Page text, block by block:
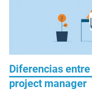
Diferencias
project manager